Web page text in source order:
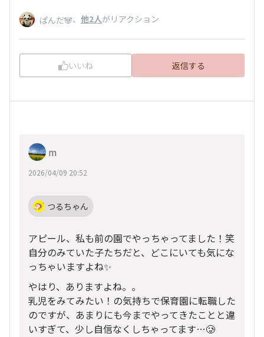
ぱんだ🐼、 他2人がリアクション
いいね 返信する
m
2026/04/09 20:52
つるちゃん
アピール、私も前の園でやっちゃってました！笑
自分のみていた子たちだと、どこにいても気にな
っちゃいますよね✨
やはり、ありますよね。。
乳児をみてみたい！の気持ちで保育園に転職した
のですが、あまりにも今までやってきたことと違
いすぎて、少し自信なくしちゃってます…🥲